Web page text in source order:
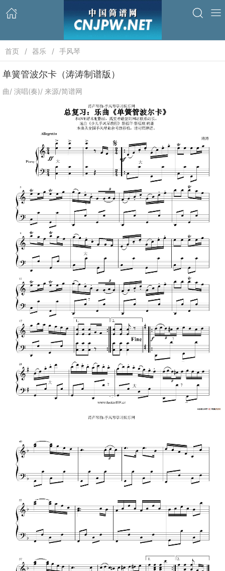
首页 器乐 手风琴
单簧管波尔卡（涛涛制谱版）
曲/ 演唱(奏)/ 来源/简谱网